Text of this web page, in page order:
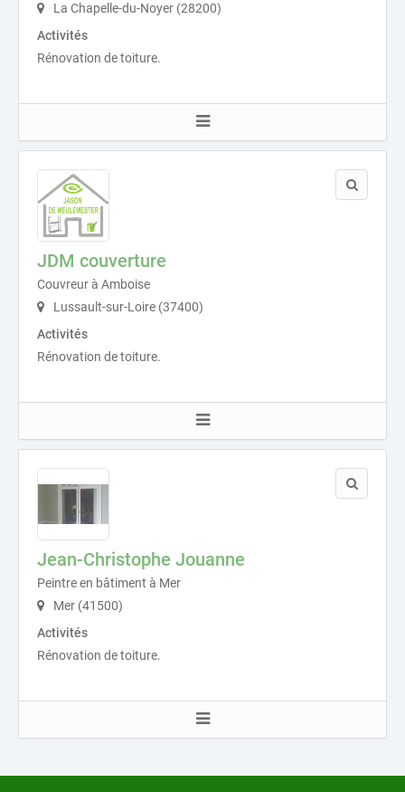
La Chapelle-du-Noyer (28200)
Activités
Rénovation de toiture.
JDM couverture
Couvreur à Amboise
Lussault-sur-Loire (37400)
Activités
Rénovation de toiture.
Jean-Christophe Jouanne
Peintre en bâtiment à Mer
Mer (41500)
Activités
Rénovation de toiture.